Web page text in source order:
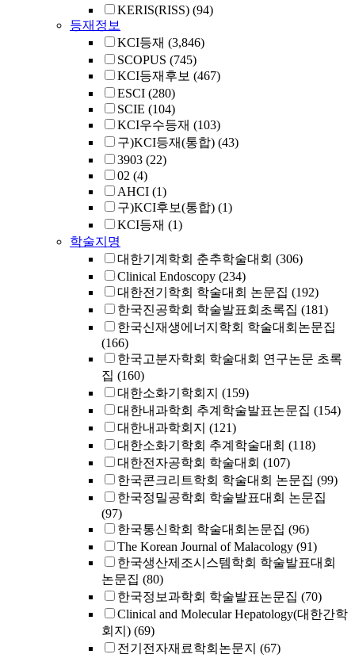
KERIS(RISS) (94)
등재정보
KCI등재 (3,846)
SCOPUS (745)
KCI등재후보 (467)
ESCI (280)
SCIE (104)
KCI우수등재 (103)
구)KCI등재(통합) (43)
3903 (22)
02 (4)
AHCI (1)
구)KCI후보(통합) (1)
KCI등재 (1)
학술지명
대한기계학회 춘추학술대회 (306)
Clinical Endoscopy (234)
대한전기학회 학술대회 논문집 (192)
한국진공학회 학술발표회초록집 (181)
한국신재생에너지학회 학술대회논문집
(166)
한국고분자학회 학술대회 연구논문 초록
집 (160)
대한소화기학회지 (159)
대한내과학회 추계학술발표논문집 (154)
대한내과학회지 (121)
대한소화기학회 추계학술대회 (118)
대한전자공학회 학술대회 (107)
한국콘크리트학회 학술대회 논문집 (99)
한국정밀공학회 학술발표대회 논문집
(97)
한국통신학회 학술대회논문집 (96)
The Korean Journal of Malacology (91)
한국생산제조시스템학회 학술발표대회
논문집 (80)
한국정보과학회 학술발표논문집 (70)
Clinical and Molecular Hepatology(대한간학
회지) (69)
전기전자재료학회논문지 (67)